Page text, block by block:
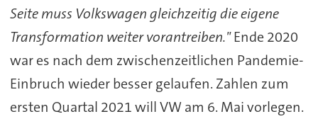
Seite muss Volkswagen gleichzeitig die eigene
Transformation weiter vorantreiben."Ende 2020
war es nach dem zwischenzeitlichen Pandemie-
Einbruch wieder besser gelaufen. Zahlen zum
ersten Quartal 2021 will VW am 6. Mai vorlegen.